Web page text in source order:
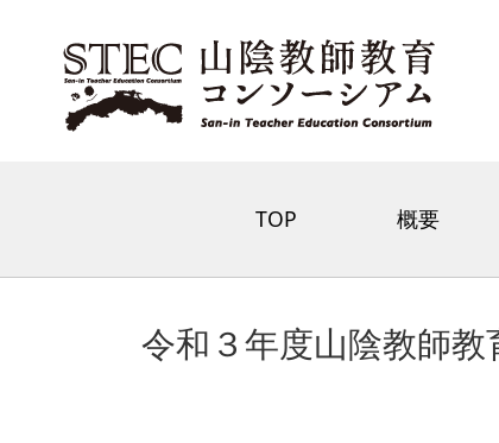
TOP 概要
令和３年度山陰教師